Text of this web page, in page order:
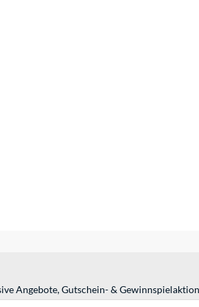
Angebote, Gutschein- &